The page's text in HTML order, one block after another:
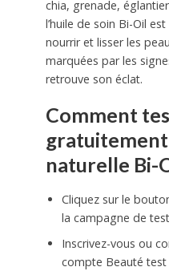
chia, grenade,
l’huile de soin Bi-Oil
nourrir et lisser les
marquées par les
retrouve son éclat.
Comment
gratuitement
naturelle Bi-
Cliquez sur le
la campagne de test
Inscrivez-vous ou
compte Beauté test